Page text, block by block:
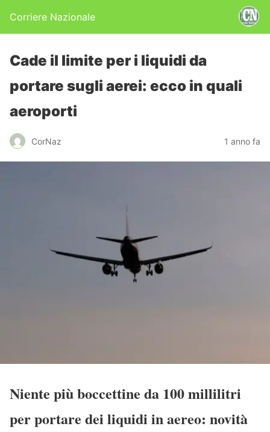
Corriere Nazionale
Cade il limite per i liquidi da
portare sugli aerei: ecco in quali
aeroporti
CorNaz 1 anno fa
Niente più boccettine da 100 millilitri
per portare dei liquidi in aereo: novità